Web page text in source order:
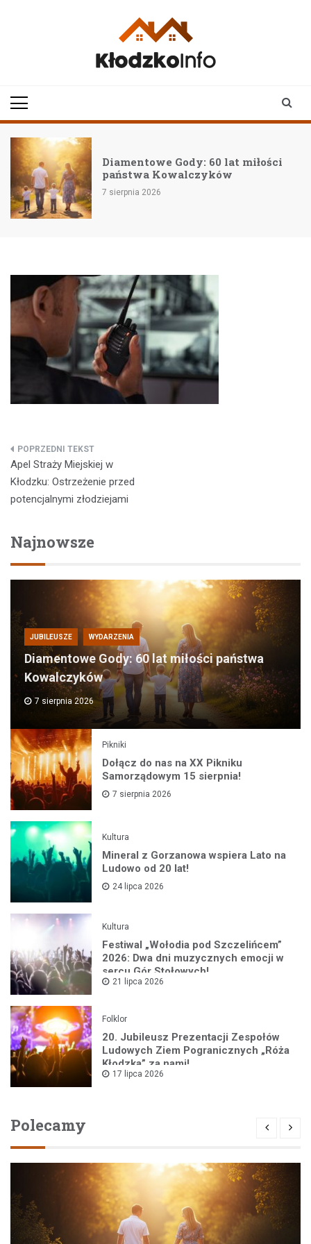
Diamentowe Gody: 60 lat miłości
państwa Kowalczyków
7 sierpnia 2026
Nawigacja
wpisu
Apel Straży Miejskiej w
Kłodzku: Ostrzeżenie przed
potencjalnymi złodziejami
Najnowsze
JUBILEUSZE WYDARZENIA
Diamentowe Gody: 60 lat miłości państwa
Kowalczyków
7 sierpnia 2026
Pikniki
Dołącz do nas na XX Pikniku
Samorządowym 15 sierpnia!
7 sierpnia 2026
Kultura
Mineral z Gorzanowa wspiera Lato na
Ludowo od 20 lat!
24 lipca 2026
Kultura
Festiwal „Wołodia pod Szczelińcem”
2026: Dwa dni muzycznych emocji w
sercu Gór Stołowych!
21 lipca 2026
Folklor
20. Jubileusz Prezentacji Zespołów
Ludowych Ziem Pogranicznych „Róża
Kłodzka” za nami!
17 lipca 2026
Polecamy